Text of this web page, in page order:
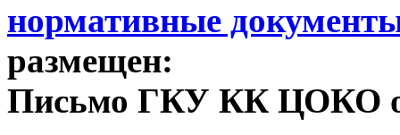
нормативные
размещен:
Письмо ГКУ КК ЦОКО